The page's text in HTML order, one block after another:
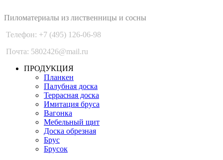
Пиломатериалы из лиственницы и сосны
Телефон: +7 (495) 126-06-98
Почта: 5802426@mail.ru
ПРОДУКЦИЯ
Планкен
Палубная доска
Террасная доска
Имитация бруса
Вагонка
Мебельный щит
Доска обрезная
Брус
Брусок